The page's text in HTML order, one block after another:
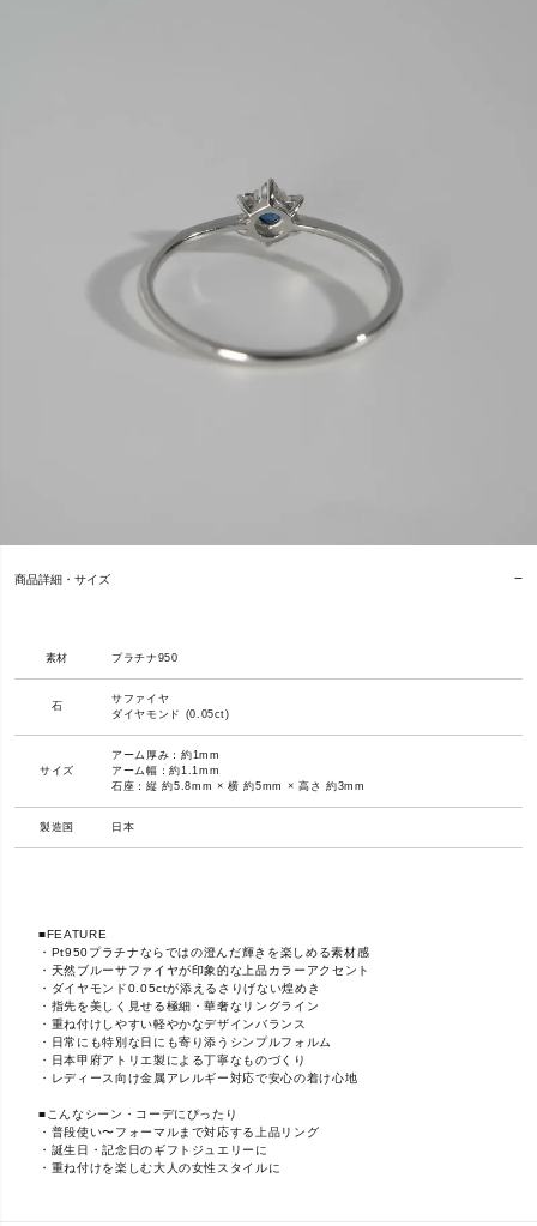
商品詳細・サイズ
素材 プラチナ950
石
サファイヤ
ダイヤモンド (0.05ct)
サイズ
アーム厚み：約1mm
アーム幅：約1.1mm
石座：縦 約5.8mm × 横 約5mm × 高さ 約3mm
製造国 日本
■FEATURE
・Pt950プラチナならではの澄んだ輝きを楽しめる素材感
・天然ブルーサファイヤが印象的な上品カラーアクセント
・ダイヤモンド0.05ctが添えるさりげない煌めき
・指先を美しく見せる極細・華奢なリングライン
・重ね付けしやすい軽やかなデザインバランス
・日常にも特別な日にも寄り添うシンプルフォルム
・日本甲府アトリエ製による丁寧なものづくり
・レディース向け金属アレルギー対応で安心の着け心地
■こんなシーン・コーデにぴったり
・普段使い〜フォーマルまで対応する上品リング
・誕生日・記念日のギフトジュエリーに
・重ね付けを楽しむ大人の女性スタイルに